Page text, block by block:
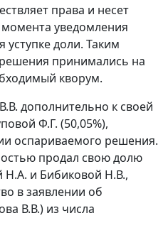
права и несет
момента уведомления
доли. Таким
принимались на
кворум.
дополнительно к своей
Ф.Г. (50,05%),
оспариваемого решения.
продал свою долю
Н.А. и Бибиковой Н.В.,
в заявлении об
В.В.) из числа